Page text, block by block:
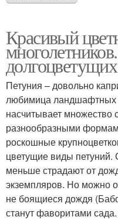
Красивый
Петуния – довольно
любимица ландшафтных
насчитывает множество
разнообразными
роскошные
цветущие виды петуний.
меньше страдают от
экземпляров. Но можно
не боящиеся дождя
станут фаворитами сада.